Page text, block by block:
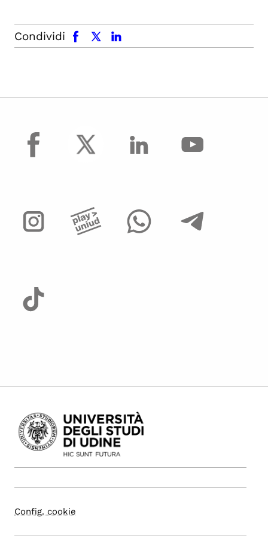
Condividi
facebook x.com linkedin
facebook
Config. cookie